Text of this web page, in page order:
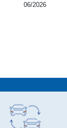
06/2026